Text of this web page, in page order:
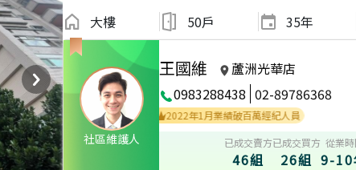
大樓 50戶 35年
社區維護人
王國維
蘆洲光華店
0983288438 02-89786368
2022年1月區業績TOP3 2026年2月區成
已成交賣方
46組
已成交買方
26組
從業時
9-10